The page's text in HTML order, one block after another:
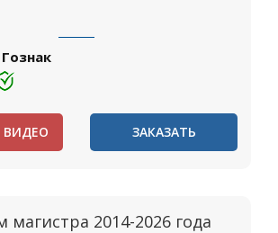
ВИДЕО ЗАКАЗАТЬ
магистра 2014-2026 года